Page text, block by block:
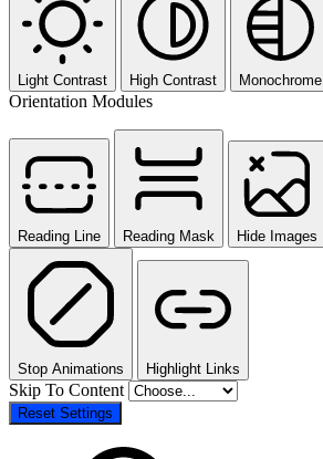
Light Contrast High Contrast Monochrome
Orientation Modules
Reading Line Reading Mask Hide Images
Stop Animations Highlight Links
Skip To Content
Reset Settings